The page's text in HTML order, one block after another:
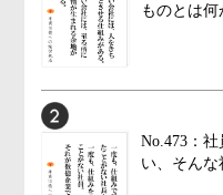
ものとは何
No.473：
い、そんな